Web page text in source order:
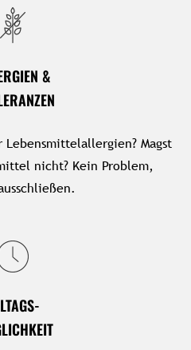
&
Magst
nicht? Kein Problem,